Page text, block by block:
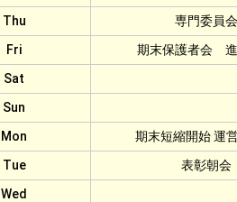
Thu
専門委員会
Fri
期末保護者会
Sat
Sun
Mon
期末短縮開始 運
Tue
表彰朝会
Wed